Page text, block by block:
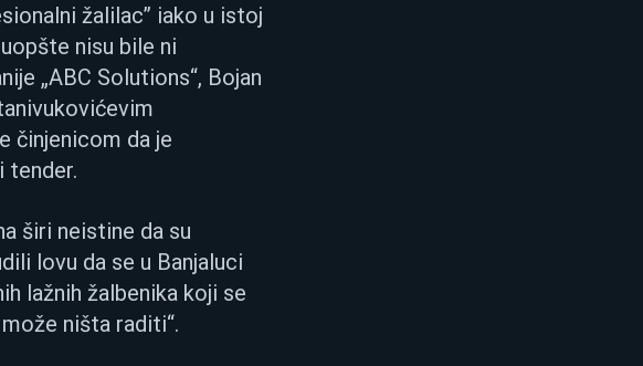
žalilac” iako u istoj
nisu bile ni
„ABC Solutions“, Bojan
činjenicom da je
tender.
širi neistine da su
lovu da se u Banjaluci
lažnih žalbenika koji se
ništa raditi“.